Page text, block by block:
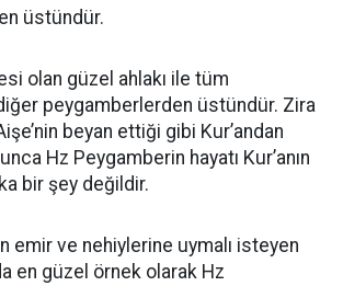
üstündür.
olan güzel ahlakı ile tüm
peygamberlerden üstündür. Zira
beyan ettiği gibi Kur’andan
Hz Peygamberin hayatı Kur’anın
bir şey değildir.
emir ve nehiylerine uymalı isteyen
en güzel örnek olarak Hz